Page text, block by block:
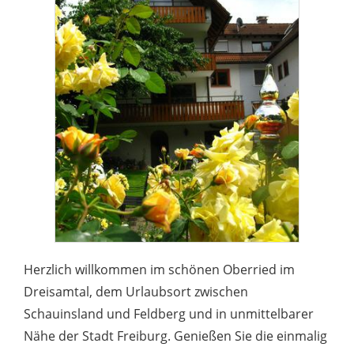
Herzlich willkommen im schönen Oberried im
Dreisamtal, dem Urlaubsort zwischen
Schauinsland und Feldberg und in unmittelbarer
Nähe der Stadt Freiburg. Genießen Sie die einmalig